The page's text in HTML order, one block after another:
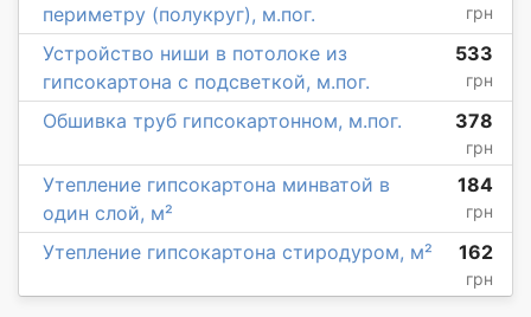
периметру (полукруг), м.пог.
грн
Устройство ниши в потолоке из
гипсокартона с подсветкой, м.пог.
533
грн
Обшивка труб гипсокартонном, м.пог. 378
грн
Утепление гипсокартона минватой в
один слой, м²
184
грн
Утепление гипсокартона стиродуром, м² 162
грн